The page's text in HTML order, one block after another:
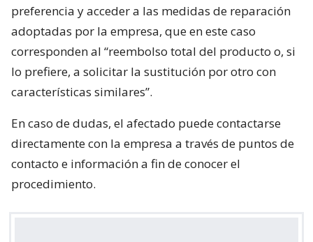
preferencia y acceder a las medidas de reparación
adoptadas por la empresa, que en este caso
corresponden al “reembolso total del producto o, si
lo prefiere, a solicitar la sustitución por otro con
características similares”.
En caso de dudas, el afectado puede contactarse
directamente con la empresa a través de puntos de
contacto e información a fin de conocer el
procedimiento.